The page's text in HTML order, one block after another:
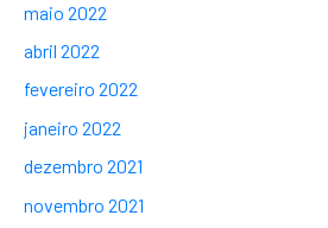
maio 2022
abril 2022
fevereiro 2022
janeiro 2022
dezembro 2021
novembro 2021